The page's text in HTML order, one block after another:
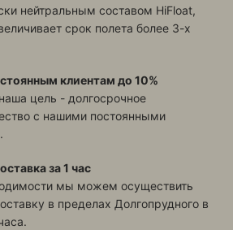
нейтральным составом HiFloat,
срок полета более 3-х
клиентам до 10%
цель - долгосрочное
с нашими постоянными
за 1 час
мы можем осуществить
в пределах Долгопрудного в